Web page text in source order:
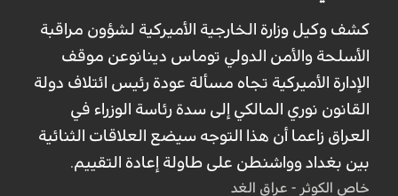
كشف وكيل وزارة الخارجية الأميركية لشؤون مراقبة
الأسلحة والأمن الدولي توماس دينانوعن موقف
الإدارة الأميركية تجاه مسألة عودة رئيس ائتلاف دولة
القانون نوري المالكي إلى سدة رئاسة الوزراء في
العراق زاعما أن هذا التوجه سيضع العلاقات الثنائية
بين بغداد وواشنطن على طاولة إعادة التقييم.
خاص الكوثر - عراق الغد